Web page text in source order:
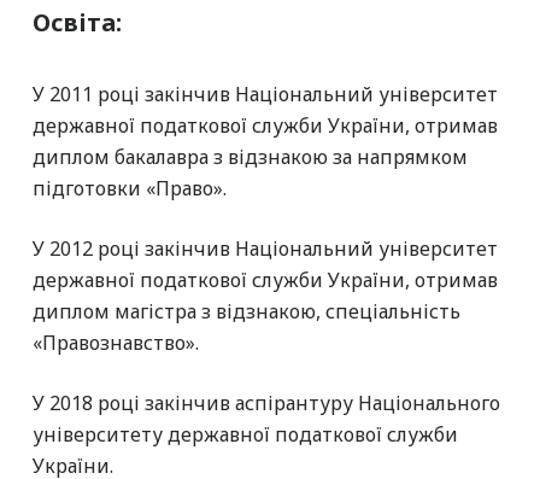
Освіта:
У 2011 році закінчив Національний університет
державної податкової служби України, отримав
диплом бакалавра з відзнакою за напрямком
підготовки «Право».
У 2012 році закінчив Національний університет
державної податкової служби України, отримав
диплом магістра з відзнакою, спеціальність
«Правознавство».
У 2018 році закінчив аспірантуру Національного
університету державної податкової служби
України.